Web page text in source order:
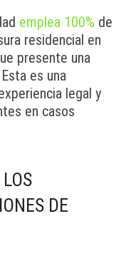
emplea 100% de
residencial en
presente una
es una
legal y
en casos
DE